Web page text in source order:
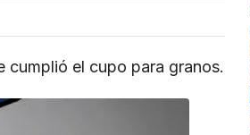
cumplió el cupo para granos.